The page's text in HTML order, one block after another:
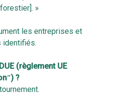
»
les entreprises et
(règlement UE
?